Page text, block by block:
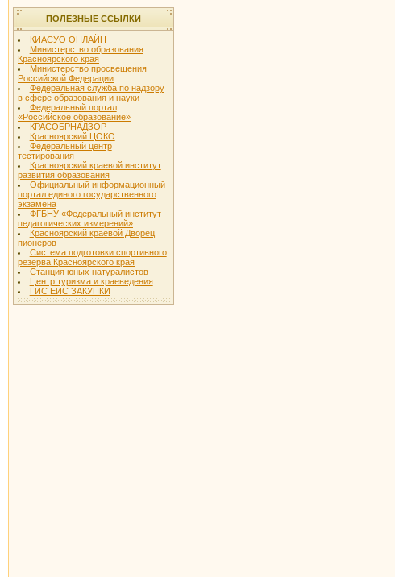
ПОЛЕЗНЫЕ ССЫЛКИ
КИАСУО ОНЛАЙН
Министерство образования
Красноярского края
Министерство просвещения
Российской Федерации
Федеральная служба по надзору
в сфере образования и науки
Федеральный портал
«Российское образование»
КРАСОБРНАДЗОР
Красноярский ЦОКО
Федеральный центр
тестирования
Красноярский краевой институт
развития образования
Официальный информационный
портал единого государственного
экзамена
ФГБНУ «Федеральный институт
педагогических измерений»
Красноярский краевой Дворец
пионеров
Система подготовки спортивного
резерва Красноярского края
Станция юных натуралистов
Центр туризма и краеведения
ГИС ЕИС ЗАКУПКИ